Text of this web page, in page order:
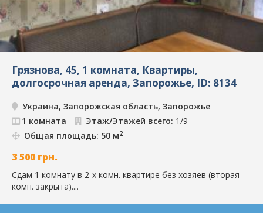
Грязнова, 45, 1 комната, Квартиры,
долгосрочная аренда, Запорожье, ID: 8134
Украина, Запорожская область, Запорожье
1 комната
Этаж/Этажей всего: 1/9
Общая площадь: 50 м2
3 500 грн.
Сдам 1 комнату в 2-х комн. квартире без хозяев (вторая
комн. закрыта)....